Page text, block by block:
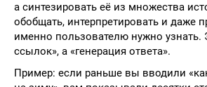
а синтезировать её из множества
обобщать, интерпретировать и даже
именно пользователю нужно узнать.
ссылок», а «генерация ответа».
Пример: если раньше вы вводили